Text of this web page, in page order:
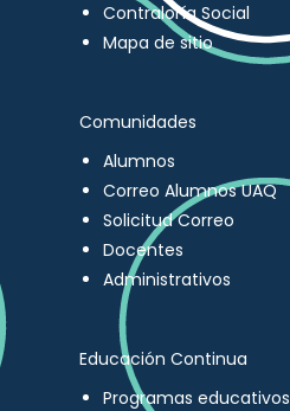
Contraloría Social
Mapa de sitio
Comunidades
Alumnos
Correo Alumnos UAQ
Solicitud Correo
Docentes
Administrativos
Educación Continua
Programas educativos